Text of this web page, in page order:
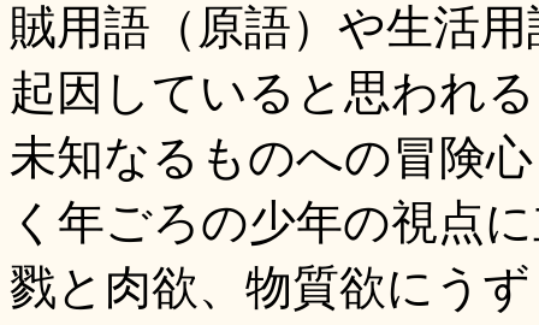
賊用語（原語）や生活
起因していると思われ
未知なるものへの冒険
く年ごろの少年の視点
戮と肉欲、物質欲にう